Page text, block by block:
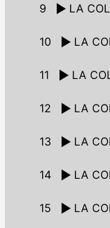
9
10
11
12 LA
13 LA
14 LA
15 LA